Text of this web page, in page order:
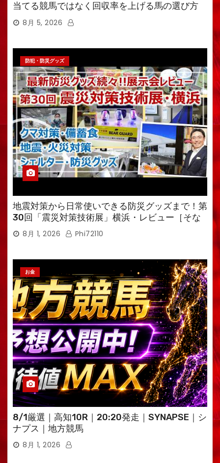
当てる競馬ではなく回収率を上げる馬の選び方
8月 5, 2026
防犯・防災グッズ
地震対策から日常使いできる防災グッズまで！第
30回「震災対策技術展」横浜・レビュー［そな
えるTV・高荷智也］
8月 1, 2026 Phi72110
お金
8/1厳選｜高知10R｜20:20発走｜SYNAPSE｜シ
ナプス｜地方競馬
8月 1, 2026